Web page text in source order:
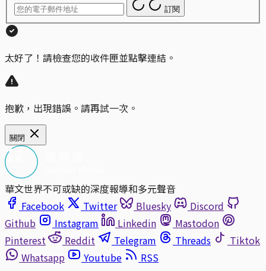
訂閱
太好了！請檢查您的收件匣並點擊連結。
抱歉，出現錯誤。請再試一次。
關閉
華文世界不可或缺的深度報導和多元聲音
Facebook
Twitter Bluesky
Discord
Github
Instagram Linkedin
Mastodon
Pinterest
Reddit Telegram Threads
Tiktok
Whatsapp
Youtube
RSS